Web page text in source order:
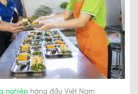
nghiệp hàng đầu Việt Nam